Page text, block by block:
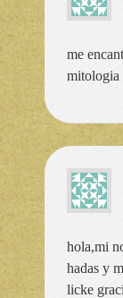
me
mitologia
hola,mi
hadas y
licke